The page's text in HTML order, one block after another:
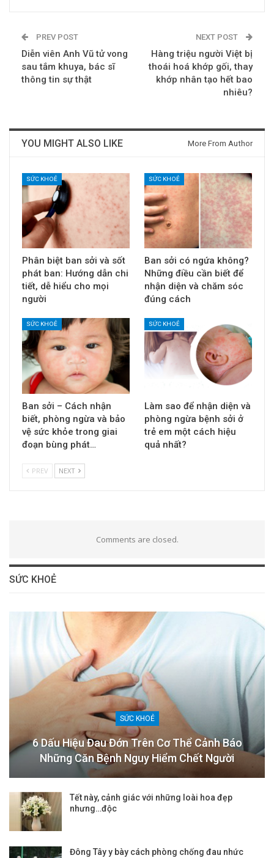
PREV POST
Diễn viên Anh Vũ tử vong
sau tắm khuya, bác sĩ
thông tin sự thật
NEXT POST
Hàng triệu người Việt bị
thoái hoá khớp gối, thay
khớp nhân tạo hết bao
nhiêu?
YOU MIGHT ALSO LIKE More From Author
SỨC KHOẺ
Phân biệt ban sởi và sốt
phát ban: Hướng dẫn chi
tiết, dễ hiểu cho mọi
người
SỨC KHOẺ
Ban sởi có ngứa không?
Những điều cần biết để
nhận diện và chăm sóc
đúng cách
SỨC KHOẺ
Ban sởi – Cách nhận
biết, phòng ngừa và bảo
vệ sức khỏe trong giai
đoạn bùng phát…
SỨC KHOẺ
Làm sao để nhận diện và
phòng ngừa bệnh sởi ở
trẻ em một cách hiệu
quả nhất?
PREV NEXT
Comments are closed.
SỨC KHOẺ
SỨC KHOẺ
6 Dấu Hiệu Đau Đớn Trên Cơ Thể Cảnh Báo
Những Căn Bệnh Nguy Hiểm Chết Người
Tết này, cảnh giác với những loài hoa đẹp
nhưng…độc
Đông Tây y bày cách phòng chống đau nhức